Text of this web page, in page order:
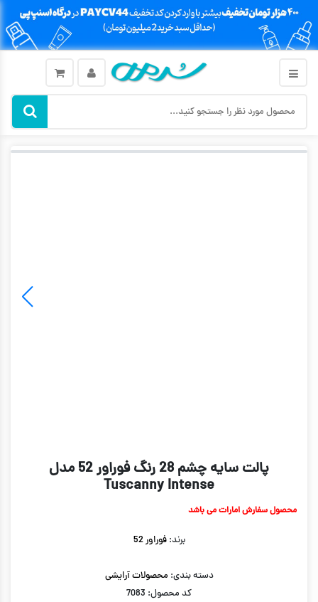
پالت سایه چشم 28 رنگ فوراور 52 مدل
Tuscanny Intense
محصول سفارش امارات می باشد
برند:فوراور 52
دسته بندی: محصولات آرایشی
کد محصول: 7083